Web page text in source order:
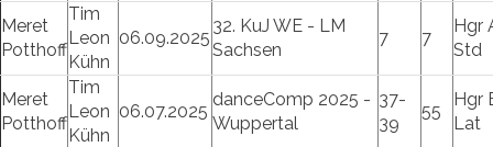
Meret
Potthoff
Tim
Leon
Kühn
06.09.2025
32. KuJ WE - LM
Sachsen
7 7
Hgr
Std
Meret
Potthoff
Tim
Leon
Kühn
06.07.2025
danceComp 2025 -
Wuppertal
37-
39
55
Hgr
Lat